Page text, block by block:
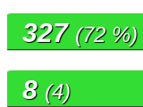
327 (72 %)
8 (4)